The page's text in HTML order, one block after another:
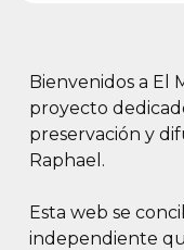
Bienvenidos a El
proyecto
preservación y
Raphael.
Esta web se
independiente